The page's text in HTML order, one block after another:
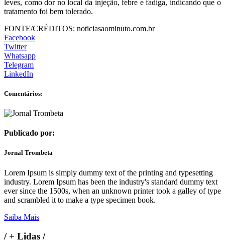
leves, como dor no local da injeção, febre e fadiga, indicando que o
tratamento foi bem tolerado.
FONTE/CRÉDITOS: noticiasaominuto.com.br
Facebook
Twitter
Whatsapp
Telegram
LinkedIn
Comentários:
Publicado por:
Jornal Trombeta
Lorem Ipsum is simply dummy text of the printing and typesetting
industry. Lorem Ipsum has been the industry's standard dummy text
ever since the 1500s, when an unknown printer took a galley of type
and scrambled it to make a type specimen book.
Saiba Mais
/+ Lidas /